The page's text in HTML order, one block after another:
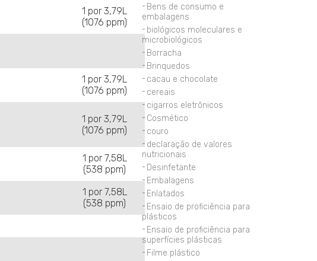
1 por 3,79L
(1076 ppm)
1 por 3,79L
(1076 ppm)
1 por 3,79L
(1076 ppm)
1 por 7,58L
(538 ppm)
1 por 7,58L
(538 ppm)
Bens de consumo e
embalagens
biológicos moleculares e
microbiológicos
Borracha
Brinquedos
cacau e chocolate
cereais
cigarros eletrônicos
Cosmético
couro
declaração de valores
nutricionais
Desinfetante
Embalagens
Enlatados
Ensaio de proficiência para
plásticos
Ensaio de proficiência para
superfícies plásticas
Filme plástico